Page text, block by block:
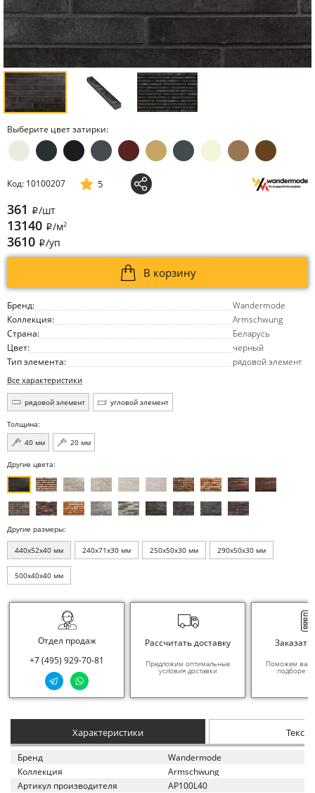
Выберите цвет затирки:
Бренд:
Wandermode
Коллекция:
Armschwung
Страна:
Беларусь
Цвет:
черный
Тип элемента:
рядовой элемент
Все характеристики
рядовой элемент угловой элемент
Толщина:
40 мм
20 мм
Код: 10100207 5
361 i/шт
13140 i/м2
3610 i/уп
В корзину
Другие цвета:
Другие размеры:
440x52x40 мм 240x71x30 мм 250x50x30 мм 290x50x30 мм
500x40x40 мм
Отдел продаж
+7 (495) 929-70-81
Рассчитать доставку
Предложим оптимальные
условия доставки
Заказать
Поможем вам
подборе
Характеристики
Бренд
Wandermode
Коллекция
Armschwung
Артикул производителя
AP100L40